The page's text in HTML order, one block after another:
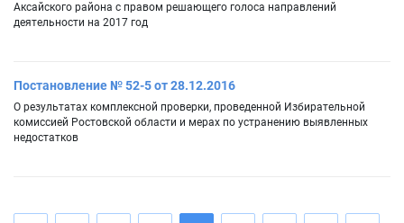
Аксайского района с правом решающего голоса направлений
деятельности на 2017 год
Постановление № 52-5 от 28.12.2016
О результатах комплексной проверки, проведенной Избирательной
комиссией Ростовской области и мерах по устранению выявленных
недостатков